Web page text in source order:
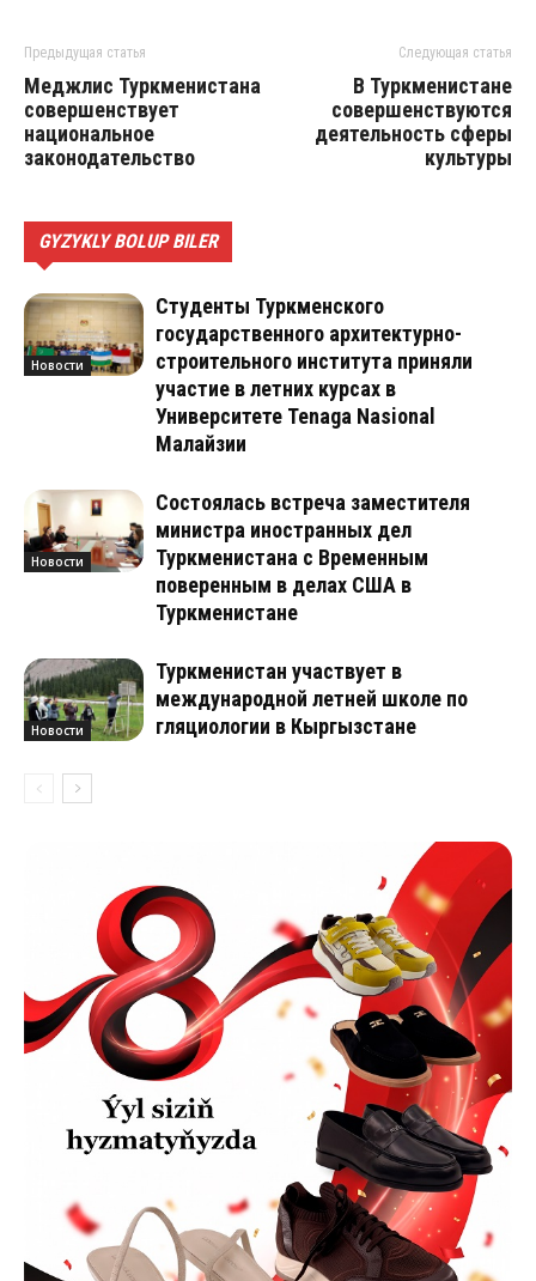
Предыдущая статья
Меджлис Туркменистана
совершенствует
национальное
законодательство
Следующая статья
В Туркменистане
совершенствуются
деятельность сферы
культуры
GYZYKLY BOLUP BILER
Новости
Студенты Туркменского
государственного архитектурно-
строительного института приняли
участие в летних курсах в
Университете Tenaga Nasional
Малайзии
Новости
Состоялась встреча заместителя
министра иностранных дел
Туркменистана с Временным
поверенным в делах США в
Туркменистане
Новости
Туркменистан участвует в
международной летней школе по
гляциологии в Кыргызстане